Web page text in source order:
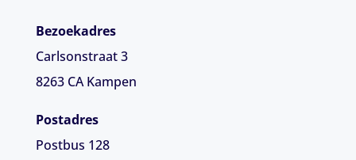
Bezoekadres
Carlsonstraat 3
8263 CA Kampen
Postadres
Postbus 128